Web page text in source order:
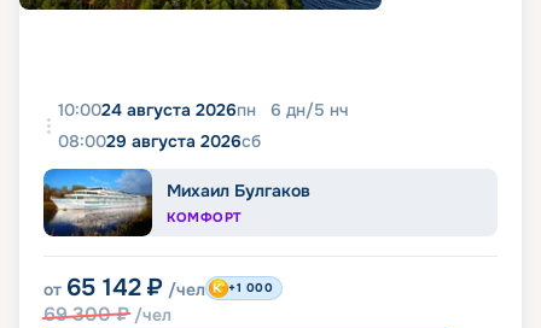
10:0024 августа 2026пн 6 дн/5 нч
08:0029 августа 2026сб
Михаил Булгаков
КОМФОРТ
от 65 142 ₽ /чел
69 300₽ /чел
+1 000